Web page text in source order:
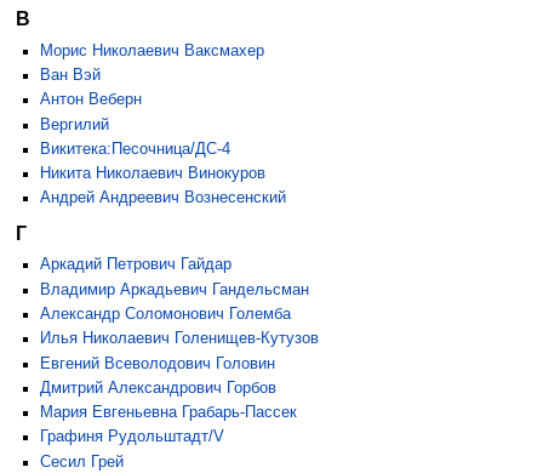
В
Морис Николаевич Ваксмахер
Ван Вэй
Антон Веберн
Вергилий
Викитека:Песочница/ДС-4
Никита Николаевич Винокуров
Андрей Андреевич Вознесенский
Г
Аркадий Петрович Гайдар
Владимир Аркадьевич Гандельсман
Александр Соломонович Големба
Илья Николаевич Голенищев-Кутузов
Евгений Всеволодович Головин
Дмитрий Александрович Горбов
Мария Евгеньевна Грабарь-Пассек
Графиня Рудольштадт/V
Сесил Грей